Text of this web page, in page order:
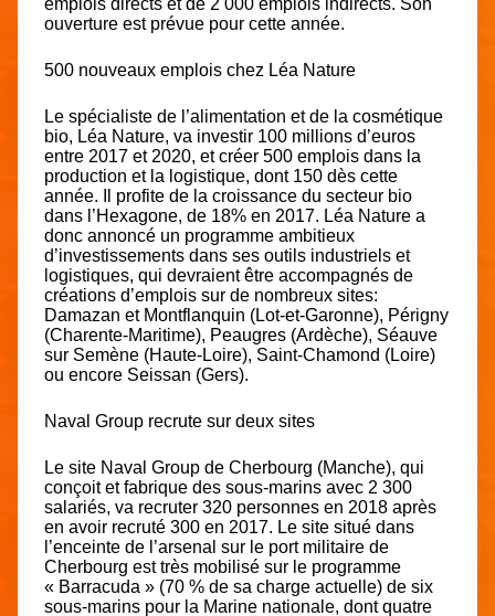
ouverture est prévue pour cette année.
500 nouveaux emplois chez Léa Nature
Le spécialiste de l’alimentation et de la cosmétique
bio, Léa Nature, va investir 100 millions d’euros
entre 2017 et 2020, et créer 500 emplois dans la
production et la logistique, dont 150 dès cette
année. Il profite de la croissance du secteur bio
dans l’Hexagone, de 18% en 2017. Léa Nature a
donc annoncé un programme ambitieux
d’investissements dans ses outils industriels et
logistiques, qui devraient être accompagnés de
créations d’emplois sur de nombreux sites:
Damazan et Montflanquin (Lot-et-Garonne), Périgny
(Charente-Maritime), Peaugres (Ardèche), Séauve
sur Semène (Haute-Loire), Saint-Chamond (Loire)
ou encore Seissan (Gers).
Naval Group recrute sur deux sites
Le site Naval Group de Cherbourg (Manche), qui
conçoit et fabrique des sous-marins avec 2 300
salariés, va recruter 320 personnes en 2018 après
en avoir recruté 300 en 2017. Le site situé dans
l’enceinte de l’arsenal sur le port militaire de
Cherbourg est très mobilisé sur le programme
« Barracuda » (70 % de sa charge actuelle) de six
sous-marins pour la Marine nationale, dont quatre